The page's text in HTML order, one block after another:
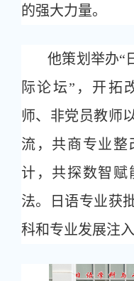
的强大力量。
他策划举办“
际论坛”，开拓
师、非党员教师
流，共商专业整
计，共探数智赋
法。日语专业获
科和专业发展注